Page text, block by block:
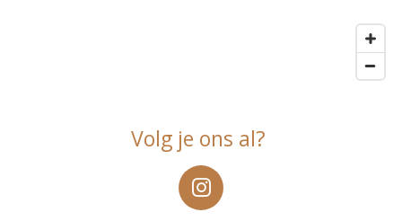
Volg je ons al?
I